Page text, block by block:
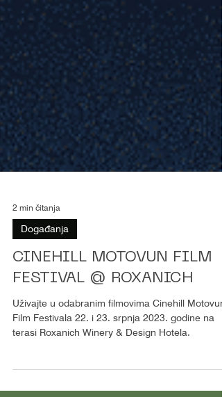
2 min čitanja
Događanja
CINEHILL MOTOVUN FILM
FESTIVAL @ ROXANICH
Uživajte u odabranim filmovima Cinehill Motovun